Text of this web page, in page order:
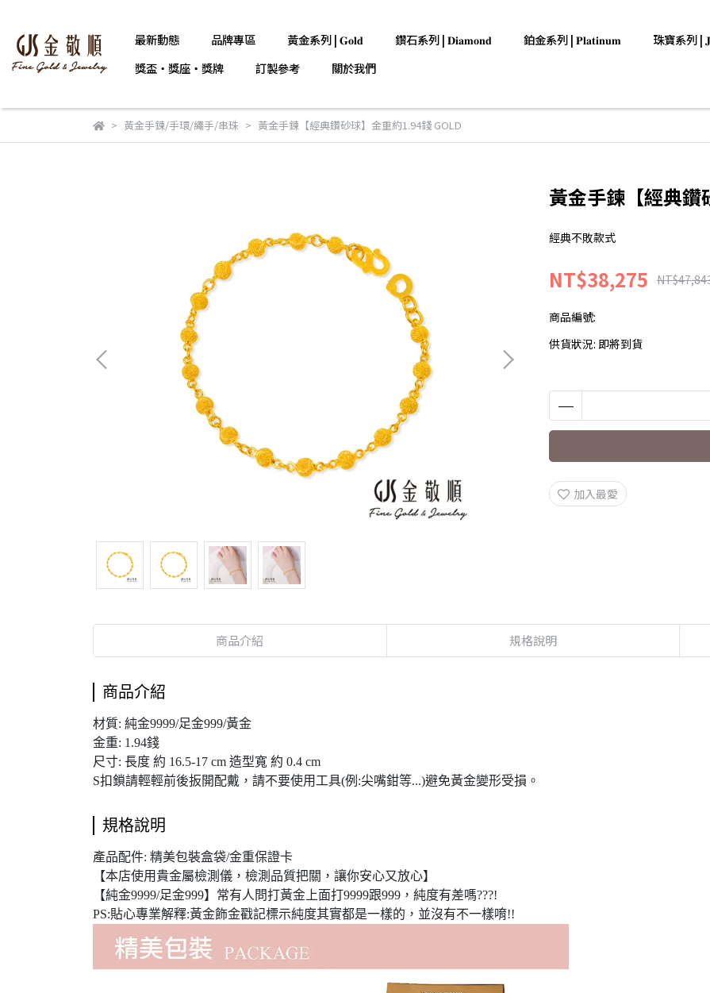
最新動態 品牌專區 黃金系列 | 𝐆𝐨𝐥𝐝 鑽石系列 | 𝐃𝐢𝐚𝐦𝐨𝐧𝐝 鉑金系列 | 𝐏𝐥𝐚𝐭𝐢𝐧𝐮𝐦 珠寶系列 |
獎盃・獎座・獎牌
訂製參考 關於我們
黃金手鍊/手環/繩手/串珠 黃金手鍊【經典鑽砂球】金重約1.94錢 GOLD
黃金手鍊【經典鑽
經典不敗款式
NT$38,275
商品編號:
供貨狀況: 即將到貨
加入最愛
商品介紹 規格說明
商品介紹
材質: 純金9999/足金999/黃金
金重: 1.94錢
尺寸: 長度 約 16.5-17 cm 造型寬 約 0.4 cm
S扣鎖請輕輕前後扳開配戴，請不要使用工具(例:尖嘴鉗等...)避免黃金變形受損。
規格說明
產品配件: 精美包裝盒袋/金重保證卡
【本店使用貴金屬檢測儀，檢測品質把關，讓你安心又放心】
【純金9999/足金999】常有人問打黃金上面打9999跟999，純度有差嗎???!
PS:貼心專業解釋:黃金飾金戳記標示純度其實都是一樣的，並沒有不一樣唷!!